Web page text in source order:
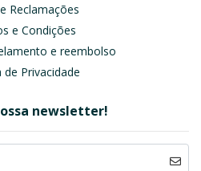
Reclamações
e Condições
e reembolso
de Privacidade
newsletter!